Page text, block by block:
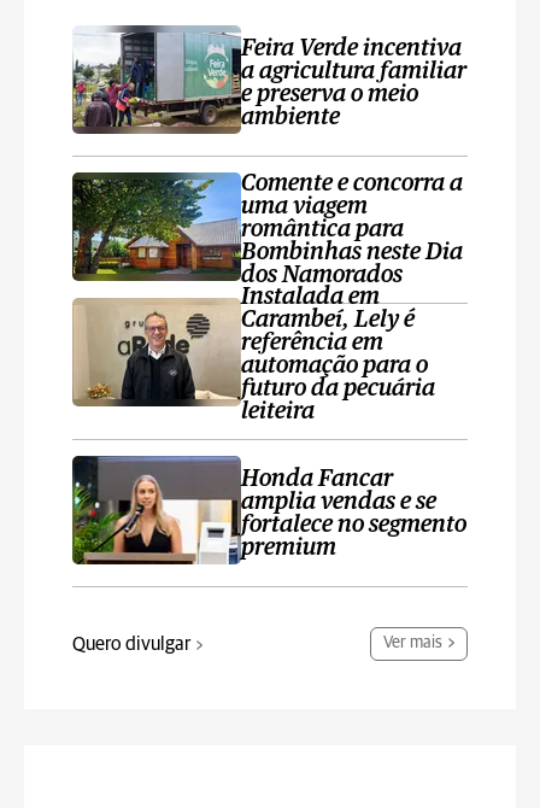
Feira Verde incentiva
a agricultura familiar
e preserva o meio
ambiente
Comente e concorra a
uma viagem
romântica para
Bombinhas neste Dia
dos Namorados
Instalada em
Carambeí, Lely é
referência em
automação para o
futuro da pecuária
leiteira
Honda Fancar
amplia vendas e se
fortalece no segmento
premium
Quero divulgar Ver mais